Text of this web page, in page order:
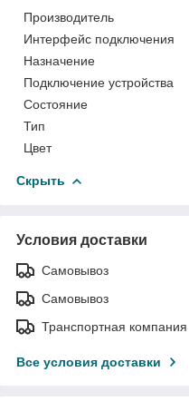
Производитель
Интерфейс подключения
Назначение
Подключение устройства
Состояние
Тип
Цвет
Скрыть
Условия доставки
Самовывоз
Самовывоз
Транспортная компания
Все условия доставки